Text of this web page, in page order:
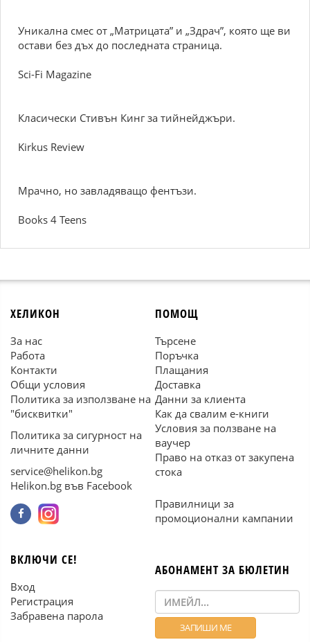
Уникална смес от „Матрицата” и „Здрач”, която ще ви
остави без дъх до последната страница.
Sci-Fi Magazine
Класически Стивън Кинг за тийнейджъри.
Kirkus Review
Мрачно, но завладяващо фентъзи.
Books 4 Teens
ХЕЛИКОН
За нас
Работа
Контакти
Общи условия
Политика за използване на
"бисквитки"
Политика за сигурност на
личните данни
service@helikon.bg
Helikon.bg във Facebook
ПОМОЩ
Търсене
Поръчка
Плащания
Доставка
Данни за клиента
Как да свалим е-книги
Условия за ползване на
ваучер
Право на отказ от закупена
стока
Правилници за
промоционални кампании
ВКЛЮЧИ СЕ!
Вход
Регистрация
Забравена парола
АБОНАМЕНТ ЗА БЮЛЕТИН